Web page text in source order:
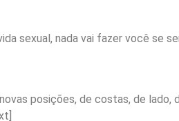
sexual, nada vai fazer você se
posições, de costas, de lado,